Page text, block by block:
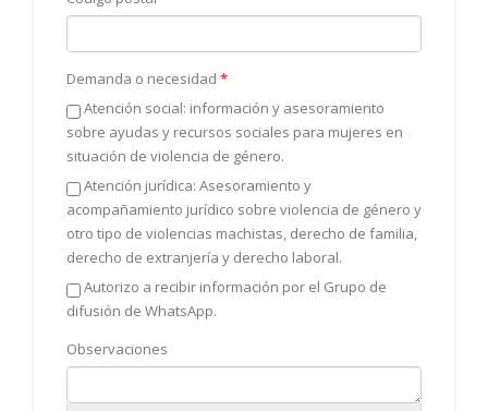
Demanda o necesidad *
Atención social: información y asesoramiento
sobre ayudas y recursos sociales para mujeres en
situación de violencia de género.
Atención jurídica: Asesoramiento y
acompañamiento jurídico sobre violencia de género y
otro tipo de violencias machistas, derecho de familia,
derecho de extranjería y derecho laboral.
Autorizo a recibir información por el Grupo de
difusión de WhatsApp.
Observaciones